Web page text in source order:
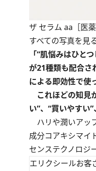
ザ セラム aa［医
すべての写真を見
「“肌悩みはひと
が21種類も配合さ
による即効性で使
これほどの知見
い”、“買いやすい
ハリや潤いアッ
成分コアキシマイ
センステクノロジ
エリクシールお客